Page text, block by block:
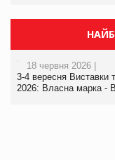
18 червня 2026 |
3-4 вересня Виставки
2026: Власна марка -